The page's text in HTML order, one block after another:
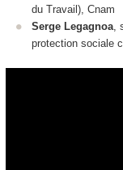
du Travail), Cnam
Serge Legagnoa,
protection sociale